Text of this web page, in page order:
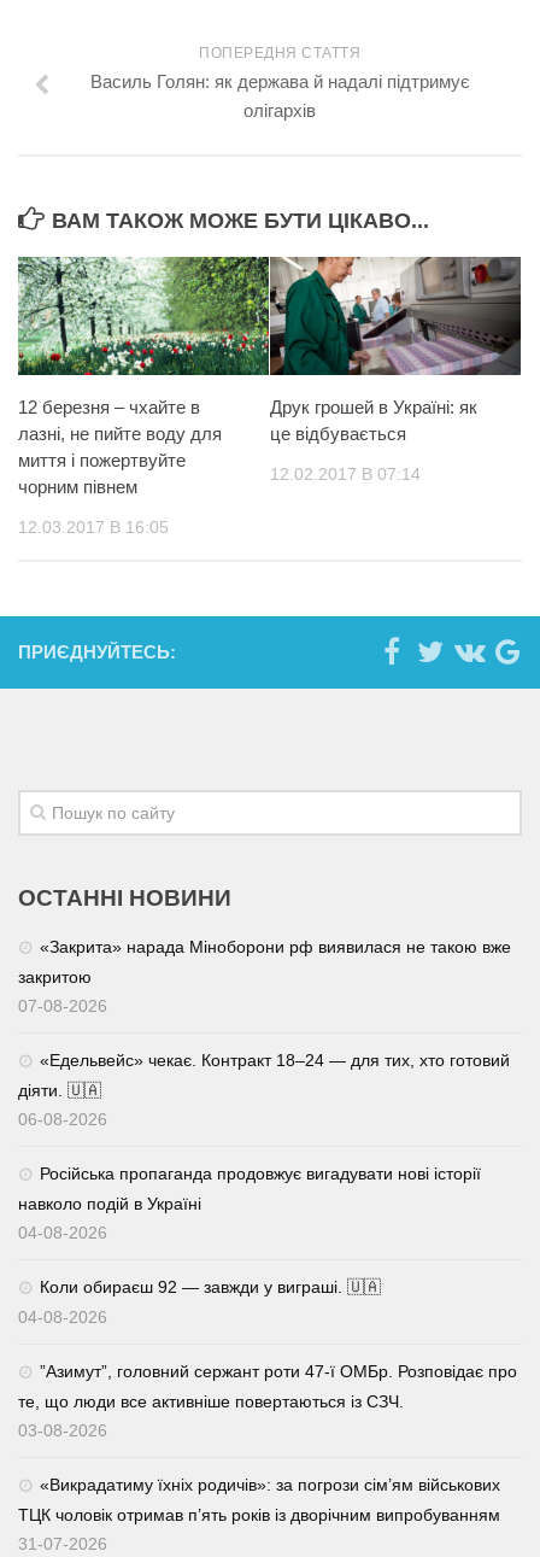
Культура
ПОПЕРЕДНЯ СТАТТЯ
Василь Голян: як держава й надалі підтримує
олігархів
ВАМ ТАКОЖ МОЖЕ БУТИ ЦІКАВО...
12 березня – чхайте в
лазні, не пийте воду для
миття і пожертвуйте
чорним півнем
12.03.2017 В 16:05
Друк грошей в Україні: як
це відбувається
12.02.2017 В 07:14
ПРИЄДНУЙТЕСЬ:
ОСТАННІ НОВИНИ
«Закрита» нарада Міноборони рф виявилася не такою вже
закритою
07-08-2026
«Едельвейс» чекає. Контракт 18–24 — для тих, хто готовий
діяти. 🇺🇦
06-08-2026
Російська пропаганда продовжує вигадувати нові історії
навколо подій в Україні
04-08-2026
Коли обираєш 92 — завжди у виграші. 🇺🇦
04-08-2026
⁨”Азимут”, головний сержант роти 47-ї ОМБр. Розповідає про
те, що люди все активніше повертаються із СЗЧ.
03-08-2026
«Викрадатиму їхніх родичів»: за погрози сім’ям військових
ТЦК чоловік отримав п’ять років із дворічним випробуванням
31-07-2026